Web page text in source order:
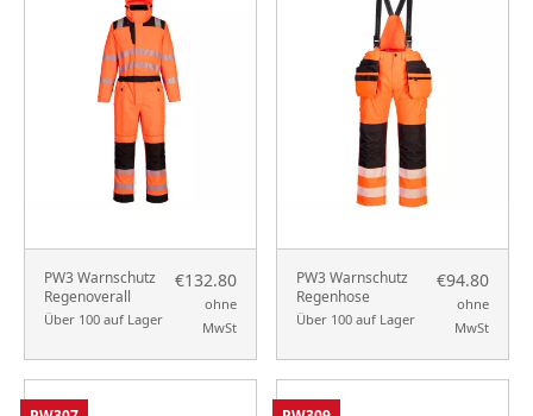
PW3 Warnschutz
Regenoverall
Über 100 auf Lager
€132.80
ohne
MwSt
PW3 Warnschutz
Regenhose
Über 100 auf Lager
€94.80
ohne
MwSt